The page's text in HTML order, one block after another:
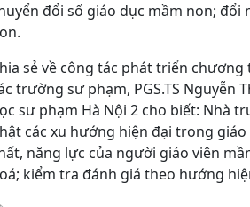
đổi số giáo dục mầm non;
sẻ về công tác phát triển
trường sư phạm, PGS.TS
sư phạm Hà Nội 2 cho biết: Nhà
các xu hướng hiện đại trong
năng lực của người giáo viên
kiểm tra đánh giá theo hướng